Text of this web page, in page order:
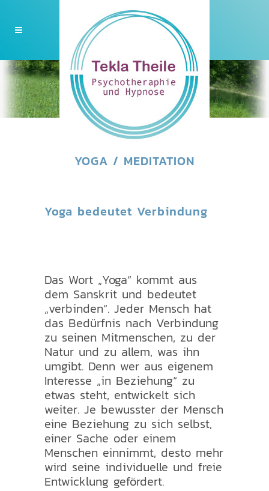
YOGA / MEDITATION
Yoga bedeutet Verbindung
Das Wort „Yoga“ kommt aus
dem Sanskrit und bedeutet
„verbinden“. Jeder Mensch hat
das Bedürfnis nach Verbindung
zu seinen Mitmenschen, zu der
Natur und zu allem, was ihn
umgibt. Denn wer aus eigenem
Interesse „in Beziehung“ zu
etwas steht, entwickelt sich
weiter. Je bewusster der Mensch
eine Beziehung zu sich selbst,
einer Sache oder einem
Menschen einnimmt, desto mehr
wird seine individuelle und freie
Entwicklung gefördert.